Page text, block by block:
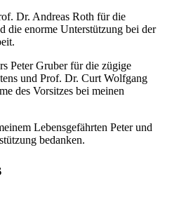
Dr. Andreas Roth für die
die enorme Unterstützung bei der
Peter Gruber für die zügige
und Prof. Dr. Curt Wolfgang
des Vorsitzes bei meinen
Lebensgefährten Peter und
bedanken.